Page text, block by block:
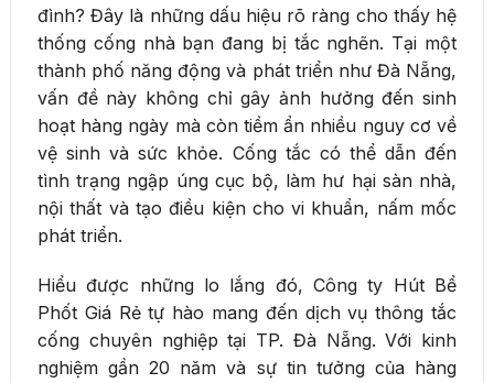
đình? Đây là những dấu hiệu rõ ràng cho thấy hệ
thống cống nhà bạn đang bị tắc nghẽn. Tại một
thành phố năng động và phát triển như Đà Nẵng,
vấn đề này không chỉ gây ảnh hưởng đến sinh
hoạt hàng ngày mà còn tiềm ẩn nhiều nguy cơ về
vệ sinh và sức khỏe. Cống tắc có thể dẫn đến
tình trạng ngập úng cục bộ, làm hư hại sàn nhà,
nội thất và tạo điều kiện cho vi khuẩn, nấm mốc
phát triển.
Hiểu được những lo lắng đó, Công ty Hút Bể
Phốt Giá Rẻ tự hào mang đến dịch vụ thông tắc
cống chuyên nghiệp tại TP. Đà Nẵng. Với kinh
nghiệm gần 20 năm và sự tin tưởng của hàng